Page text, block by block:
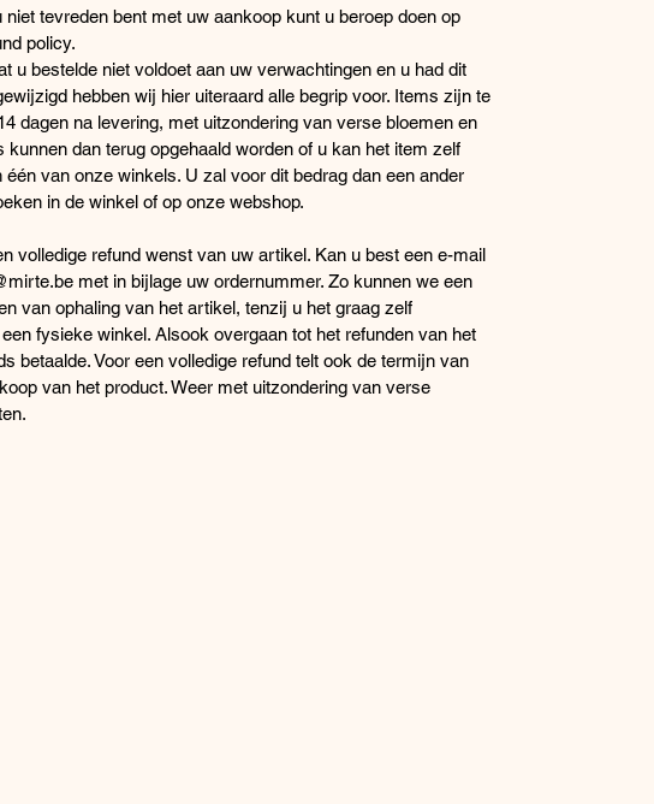
niet tevreden bent met uw aankoop kunt u beroep doen op
policy.
u bestelde niet voldoet aan uw verwachtingen en u had dit
hebben wij hier uiteraard alle begrip voor. Items zijn te
dagen na levering, met uitzondering van verse bloemen en
kunnen dan terug opgehaald worden of u kan het item zelf
één van onze winkels. U zal voor dit bedrag dan een ander
in de winkel of op onze webshop.
volledige refund wenst van uw artikel. Kan u best een e-mail
met in bijlage uw ordernummer. Zo kunnen we een
van ophaling van het artikel, tenzij u het graag zelf
fysieke winkel. Alsook overgaan tot het refunden van het
betaalde. Voor een volledige refund telt ook de termijn van
van het product. Weer met uitzondering van verse